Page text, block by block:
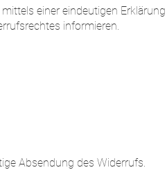
einer eindeutigen Erklärung
informieren.
Absendung des Widerrufs.